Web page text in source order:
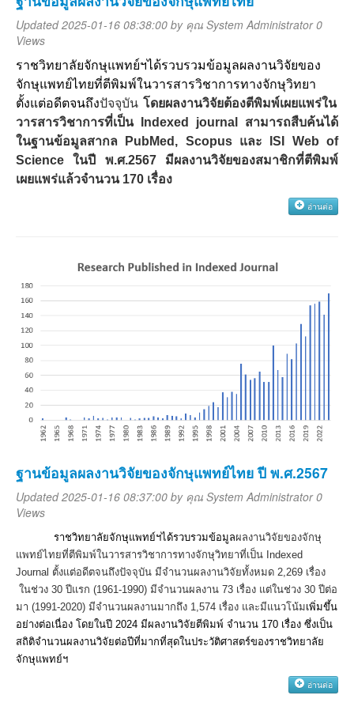
Updated 2025-01-16 08:38:00 by คุณ System Administrator0
Views
ราชวิทยาลัยจักษุแพทย์ฯได้รวบรวมข้อมูลผลงานวิจัยของ
จักษุแพทย์ไทยที่ตีพิมพ์ในวารสารวิชาการทางจักษุวิทยา
ตั้งแต่อดีตจนถึงปัจจุบัน โดยผลงานวิจัยต้องตีพิมพ์เผยแพร่ใน
วารสารวิชาการที่เป็น
Indexed journal สามารถสืบค้นได้
ในฐานข้อมูลสากล
PubMed, Scopus และ
ISI Web of
Scienceในปี พ.ศ.2567 มีผลงานวิจัยของสมาชิกที่ตีพิมพ์
เผยแพร่แล้วจำนวน 170 เรื่อง
อ่านต่อ
ฐานข้อมูลผลงานวิจัยของจักษุแพทย์ไทย ปี พ.ศ.2567
Updated 2025-01-16 08:37:00 by คุณ System Administrator0
Views
ราชวิทยาลัยจักษุแพทย์ฯได้รวบรวมข้อมูลผลงานวิจัยของจักษุ
แพทย์ไทยที่ตีพิมพ์ในวารสารวิชาการทางจักษุวิทยาที่เป็น Indexed
Journal ตั้งแต่อดีตจนถึงปัจจุบัน มีจำนวนผลงานวิจัยทั้งหมด 2,269 เรื่อง
ในช่วง 30 ปีแรก (1961-1990) มีจำนวนผลงาน 73 เรื่อง แต่ในช่วง 30 ปีต่อ
มา (1991-2020) มีจำนวนผลงานมากถึง 1,574 เรื่อง และมีแนวโน้มเพิ่มขึ้น
อย่างต่อเนื่อง โดยในปี 2024 มีผลงานวิจัยตีพิมพ์ จำนวน 170 เรื่อง ซึ่งเป็น
สถิติจำนวนผลงานวิจัยต่อปีที่มากที่สุดในประวัติศาสตร์ของราชวิทยาลัย
จักษุแพทย์ฯ
อ่านต่อ